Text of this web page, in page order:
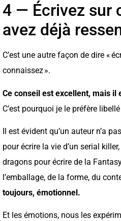
4 — Écrivez sur
avez déjà
C’est une autre façon de dire «
connaissez ».
Ce conseil est excellent, mais il
C’est pourquoi je le préfère
Il est évident qu’un auteur n’a
pour écrire la vie d’un serial
dragons pour écrire de la
l’emballage, de la forme, du
toujours, émotionnel.
Et les émotions, nous les